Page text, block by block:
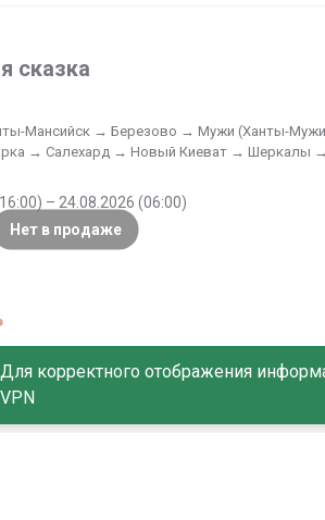
Нет в продаже
сказка
Мансийск → Березово → Мужи (Ханты-
→ Салехард → Новый Киеват → Шеркалы
– 24.08.2026 (06:00)
Для корректного отображения
VPN